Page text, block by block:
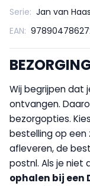
Serie: Jan van
EAN:
Wij begrijpen dat
ontvangen.
bezorgopties.
bestelling op een
afleveren, de
postnl. Als je niet
ophalen bij een